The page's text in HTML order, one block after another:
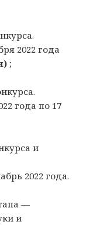
2022 года
;
года по 17
и
2022 года.
—
и